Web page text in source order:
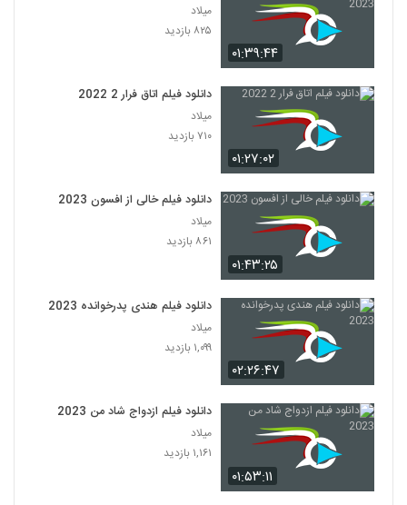
۰۱:۳۹:۴۴
میلاد
۸۲۵ بازدید
۰۱:۲۷:۰۲
دانلود فیلم اتاق فرار 2 2022
میلاد
۷۱۰ بازدید
۰۱:۴۳:۲۵
دانلود فیلم خالی از افسون 2023
میلاد
۸۶۱ بازدید
۰۲:۲۶:۴۷
دانلود فیلم هندی پدرخوانده 2023
میلاد
۱,۰۹۹ بازدید
۰۱:۵۳:۱۱
دانلود فیلم ازدواج شاد من 2023
میلاد
۱,۱۶۱ بازدید